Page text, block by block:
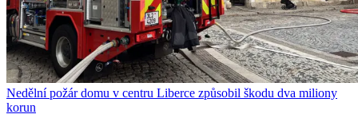
Nedělní požár domu v centru Liberce způsobil škodu dva miliony
korun